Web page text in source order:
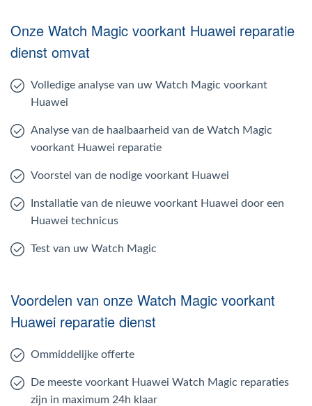
Onze Watch Magic voorkant Huawei reparatie
dienst omvat
Volledige analyse van uw Watch Magic voorkant
Huawei
Analyse van de haalbaarheid van de Watch Magic
voorkant Huawei reparatie
Voorstel van de nodige voorkant Huawei
Installatie van de nieuwe voorkant Huawei door een
Huawei technicus
Test van uw Watch Magic
Voordelen van onze Watch Magic voorkant
Huawei reparatie dienst
Ommiddelijke offerte
De meeste voorkant Huawei Watch Magic reparaties
zijn in maximum 24h klaar